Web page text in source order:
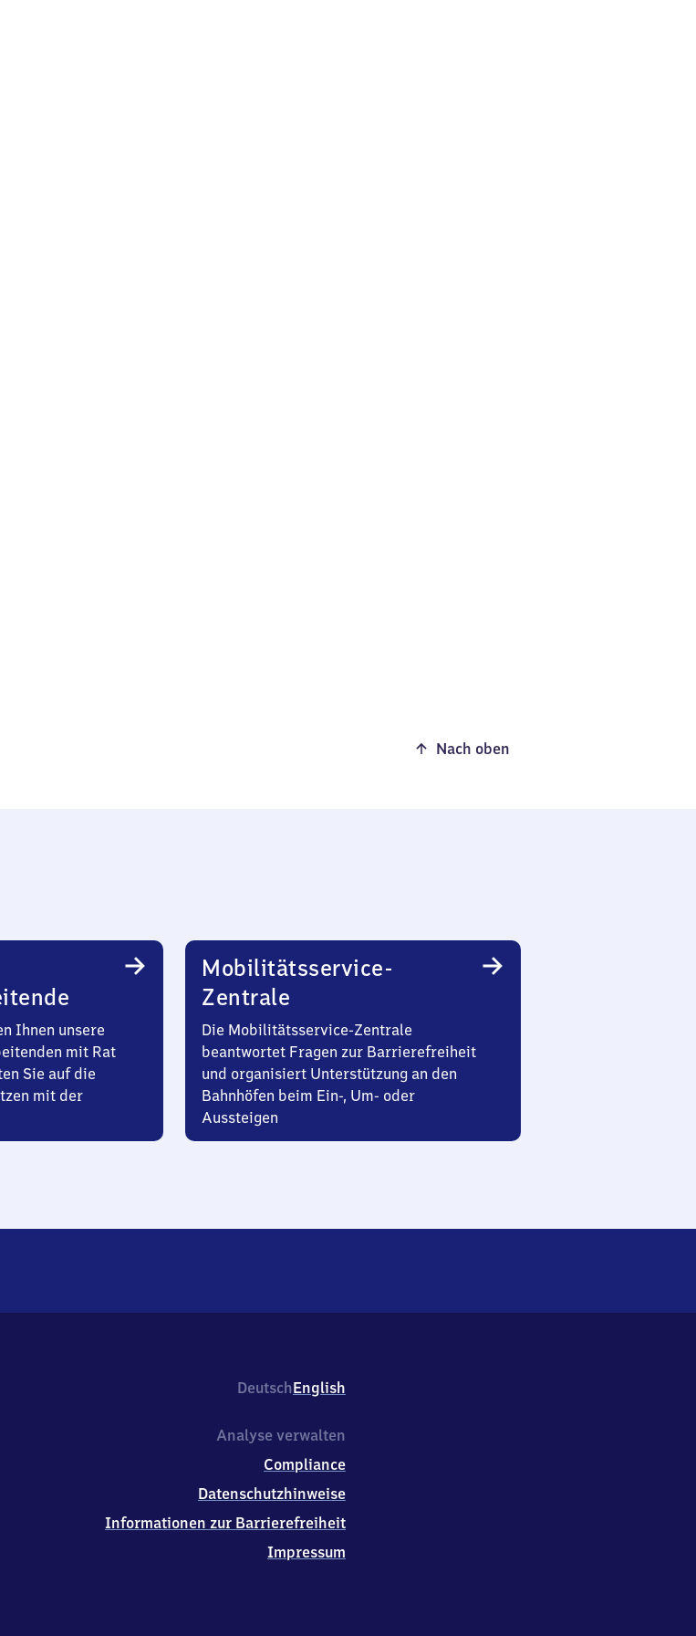
Nach oben
Ihnen unsere
mit Rat
Sie auf die
mit der
Mobilitätsservice-
Zentrale
Die Mobilitätsservice-Zentrale
beantwortet Fragen zur Barrierefreiheit
und organisiert Unterstützung an den
Bahnhöfen beim Ein-, Um- oder
Aussteigen
DeutschEnglish
Analyse verwalten
Compliance
Datenschutzhinweise
Informationen zur Barrierefreiheit
Impressum